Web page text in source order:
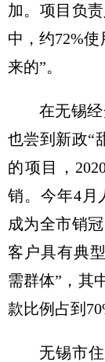
加。项目负
中，约72%
来的”。
在无锡
也尝到新政“
的项目，
销。今年4月
成为全市销
客户具有典
需群体”，其
款比例占到
无锡市